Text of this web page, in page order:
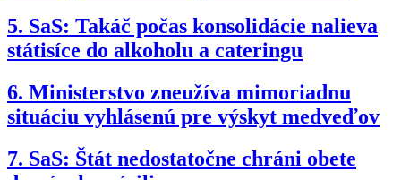
5. SaS: Takáč počas konsolidácie nalieva
státisíce do alkoholu a cateringu
6. Ministerstvo zneužíva mimoriadnu
situáciu vyhlásenú pre výskyt medveďov
7. SaS: Štát nedostatočne chráni obete